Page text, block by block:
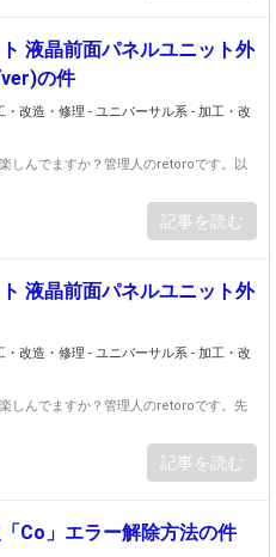
液晶前面パネルユニット外
の件
・改造・修理 - ユニバーサル系 - 加工・改
しんでますか？管理人のretoroです。以
記事を読む
液晶前面パネルユニット外
・改造・修理 - ユニバーサル系 - 加工・改
しんでますか？管理人のretoroです。先
記事を読む
Co」エラー解除方法の件